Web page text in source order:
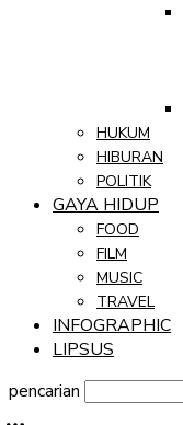
HUKUM
HIBURAN
POLITIK
GAYA HIDUP
FOOD
FILM
MUSIC
TRAVEL
INFOGRAPHIC
LIPSUS
pencarian